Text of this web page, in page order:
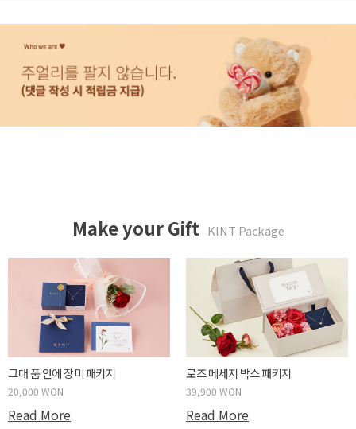
Make your Gift KINT Package
튤립같은 너에게 패키지
20,000 WON
Read More
카네이션 메세지 박스 패키지
39,900 WON
Read More